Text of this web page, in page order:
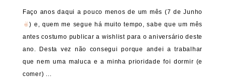
Faço anos daqui a pouco menos de um mês (7 de Junho
) e, quem me segue há muito tempo, sabe que um mês
antes costumo publicar a wishlist para o aniversário deste
ano. Desta vez não consegui porque andei a trabalhar
que nem uma maluca e a minha prioridade foi dormir (e
comer) ...